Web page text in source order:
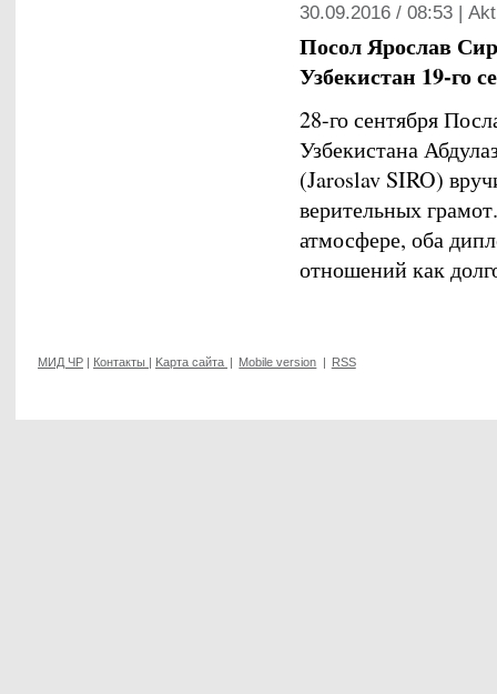
30.09.2016 / 08:53 |
Посол Ярослав
Узбекистан 19-го
28-го сентября
Узбекистана
(Jaroslav SIRO)
верительных
атмосфере, оба
отношений как
МИД ЧР | Контакты | Kарта сайта | Mobile version | RSS